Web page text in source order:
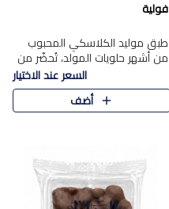
فولية
طبق موليد الكلاسكي المحبوب
من أشهر حلويات المولد، تُحضّر من
فول سوداني محمص بعناية
ومغلف بطبقة رقيقة من السكر
المكرمل، لتمنحك قرمشة أصيلة
السعر عند الاختيار
أضف